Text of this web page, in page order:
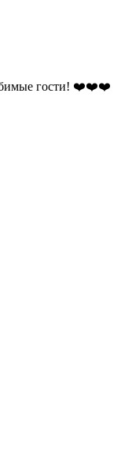
гости! ❤️❤️❤️